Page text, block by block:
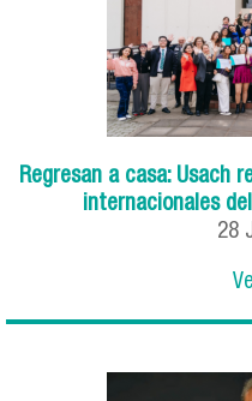
Regresan a casa: Usach
internacionales
28